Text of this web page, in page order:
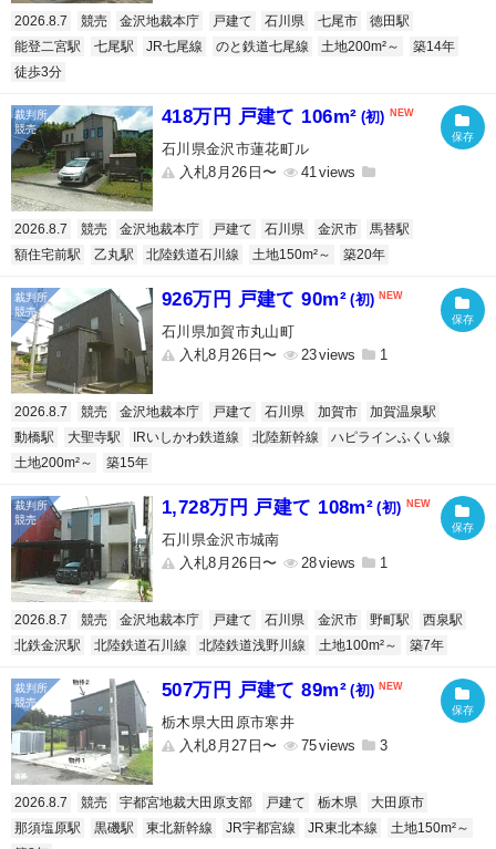
2026.8.7 競売 金沢地裁本庁 戸建て 石川県 七尾市
徳田駅
能登二宮駅
七尾駅 JR七尾線 のと鉄道七尾線 土地200m²～
築14年
徒歩3分
418万円 戸建て 106m² (初)
石川県金沢市蓮花町ル
入札8月26日〜
41
2026.8.7 競売 金沢地裁本庁 戸建て 石川県 金沢市
馬替駅
額住宅前駅
乙丸駅 北陸鉄道石川線 土地150m²～ 築20年
926万円 戸建て 90m² (初)
石川県加賀市丸山町
入札8月26日〜
23 1
2026.8.7 競売 金沢地裁本庁 戸建て 石川県 加賀市
加賀温泉駅
動橋駅
大聖寺駅 IRいしかわ鉄道線 北陸新幹線
ハピラインふくい線
土地200m²～
築15年
1,728万円 戸建て 108m² (初)
石川県金沢市城南
入札8月26日〜
28 1
2026.8.7 競売 金沢地裁本庁 戸建て 石川県 金沢市 野町駅
西泉駅
北鉄金沢駅
北陸鉄道石川線 北陸鉄道浅野川線 土地100m²～ 築7年
507万円 戸建て 89m² (初)
栃木県大田原市寒井
入札8月27日〜
75 3
2026.8.7 競売 宇都宮地裁大田原支部 戸建て 栃木県
大田原市
那須塩原駅
黒磯駅 東北新幹線 JR宇都宮線 JR東北本線
土地150m²～